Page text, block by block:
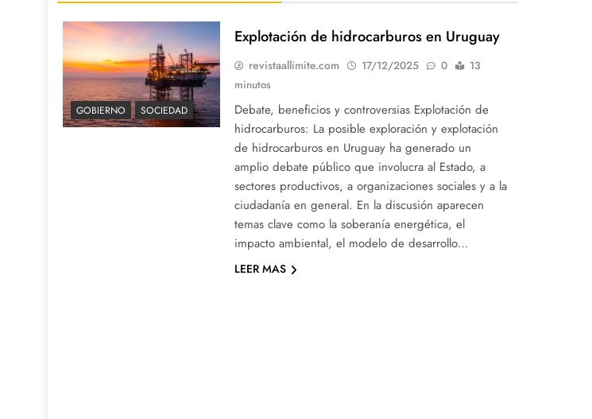
GOBIERNO SOCIEDAD
Explotación de hidrocarburos en Uruguay
revistaallimite.com 17/12/2025 0
13
minutos
Debate, beneficios y controversias Explotación de
hidrocarburos: La posible exploración y explotación
de hidrocarburos en Uruguay ha generado un
amplio debate público que involucra al Estado, a
sectores productivos, a organizaciones sociales y a la
ciudadanía en general. En la discusión aparecen
temas clave como la soberanía energética, el
impacto ambiental, el modelo de desarrollo…
LEER MAS